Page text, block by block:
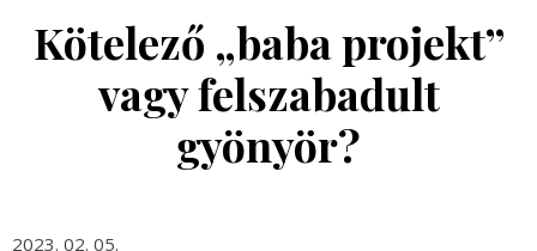
Kötelező „baba projekt”
vagy felszabadult
gyönyör?
2023. 02. 05.